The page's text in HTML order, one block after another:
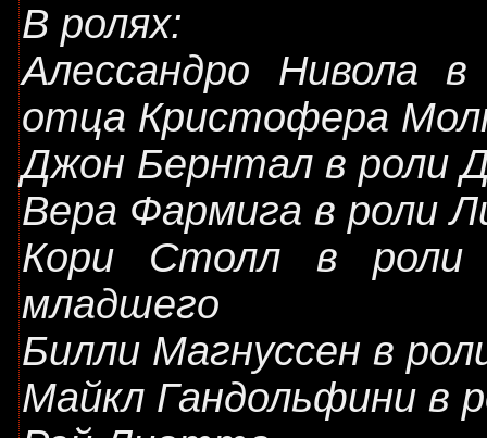
В ролях:
Алессандро Нивола
отца Кристофера
Джон Бернтал в роли
Вера Фармига в роли
Кори Столл в роли
младшего
Билли Магнуссен в
Майкл Гандольфини в